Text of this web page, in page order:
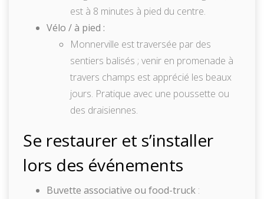
est à 8 minutes à pied du centre.
Vélo / à pied :
Monnerville est traversée par des
sentiers balisés ; venir en promenade à
travers champs est apprécié les beaux
jours. Pratique avec une poussette ou
des draisiennes.
Se restaurer et s’installer
lors des événements
Buvette associative ou food-truck :